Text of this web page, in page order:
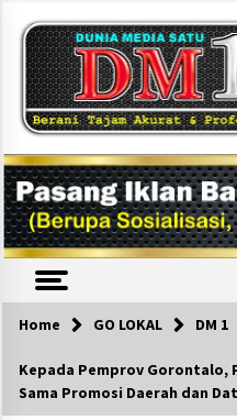
content
Home GO LOKAL DM 1
Kepada Pemprov Gorontalo,
Sama Promosi Daerah dan